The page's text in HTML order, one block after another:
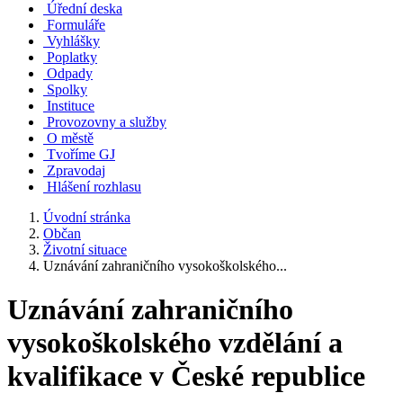
Úřední deska
Formuláře
Vyhlášky
Poplatky
Odpady
Spolky
Instituce
Provozovny a služby
O městě
Tvoříme GJ
Zpravodaj
Hlášení rozhlasu
Úvodní stránka
Občan
Životní situace
Uznávání zahraničního vysokoškolského...
Uznávání zahraničního
vysokoškolského vzdělání a
kvalifikace v České republice